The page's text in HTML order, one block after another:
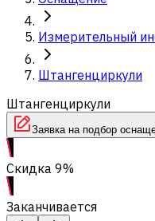
Измерительный
Штангенциркули
Штангенциркули
Заявка на подбор
Скидка 9%
Заканчивается